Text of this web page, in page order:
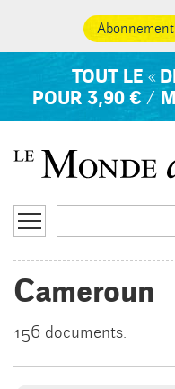
Abonnement
TOUT LE «
POUR 3,90 € /
Cameroun
156 documents.